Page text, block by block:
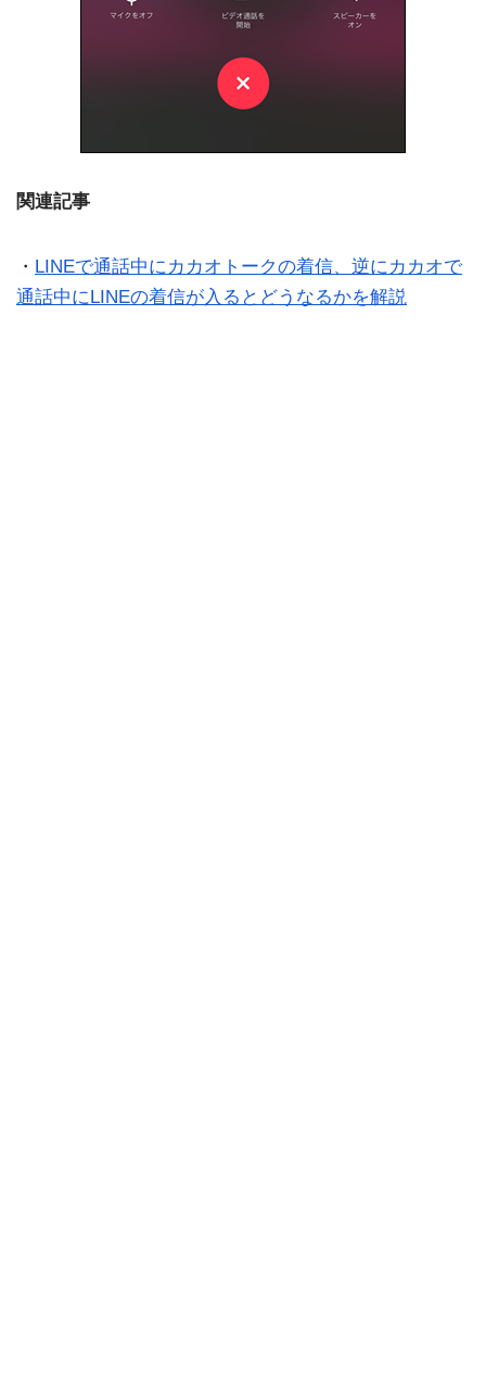
関連記事
・ LINEで通話中にカカオトークの着信、逆にカカオで
通話中にLINEの着信が入るとどうなるかを解説